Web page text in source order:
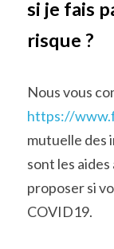
si je fais
risque ?
https://
mutuelle des
sont les
proposer si
COVID19.